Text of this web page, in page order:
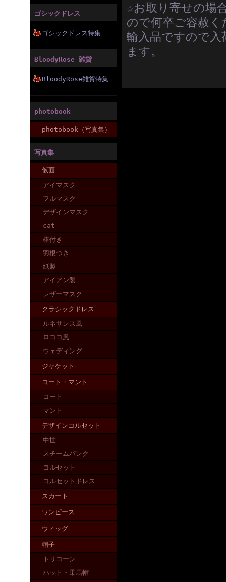
ゴシックドレス
ゴシックドレス特集
BloodyRose 雑貨
BloodyRose雑貨特集
photobook
photobook（写真集）
写真集
仮面
アイマスク
フルマスク
デザインマスク
cat
棒付き
羽根つき
紙製
アイアン製
レザーマスク
クラシックドレス
ルネサンス風
ロココ風
ウェディング
ジャケット
コート・マント
コート
マント
デザインコルセット
中世
スチームパンク
コルセット
コルセットドレス
スカート
ワンピース
ウィッグ
帽子
トリコーン
ハット・乗馬帽
☆お取り寄せの場
ので何卒ご容赦
輸入品ですので
ます。